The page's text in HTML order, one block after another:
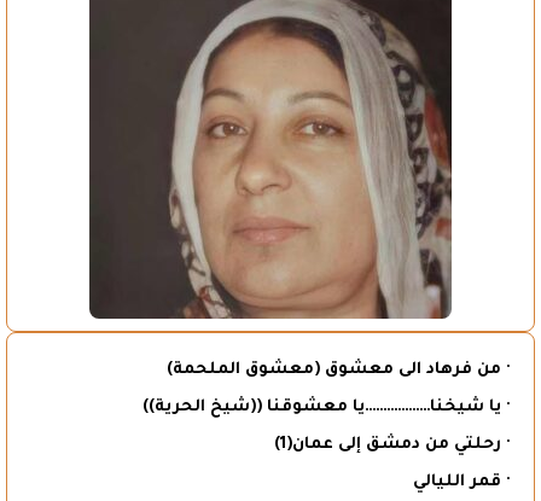
· من فرهاد الى معشوق (معشوق الملحمة)
· يا شيخنا………………يا معشوقنا ((شيخ الحرية))
· رحلتي من دمشق إلى عمان(1)
· قمر الليالي